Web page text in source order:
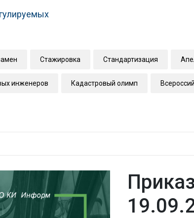
Стажировка Стандартизация
инженеров Кадастровый олимп